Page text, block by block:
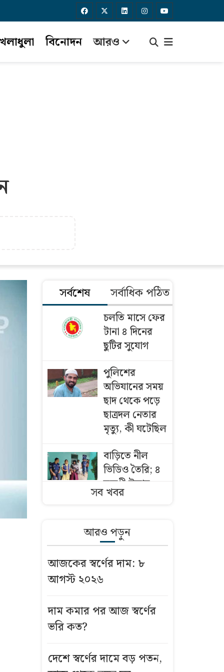
বিনোদন আরও
সর্বশেষ সর্বাধিক পঠিত
চলতি মাসে ফের
টানা ৪ দিনের
ছুটির সুযোগ
পুলিশের
অভিযানের সময়
ছাদ থেকে পড়ে
ছাত্রদল নেতার
মৃত্যু, কী ঘটেছিল
বাড়িতে নীল
ভিডিও তৈরি; ৪
তরুণী উদ্ধার,
স্বামী-স্ত্রী ও
আজকের স্বর্ণের
দাম: ৮ আগস্ট
২০২৬
রাজধানীর যেসব
বৃষ্টি নিয়ে যে
সব খবর
আরও পড়ুন
আজকের স্বর্ণের দাম: ৮
আগস্ট ২০২৬
দাম কমার পর আজ স্বর্ণের
ভরি কত?
দেশে স্বর্ণের দামে বড় পতন,